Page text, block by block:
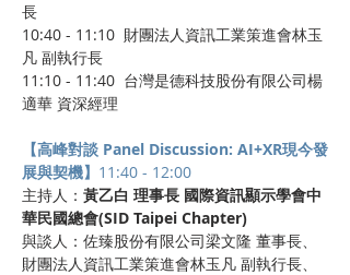
長
10:40 - 11:10  財團法人資訊工業策進會林玉
凡 副執行長
11:10 - 11:40  台灣是德科技股份有限公司楊
適華 資深經理
【高峰對談 Panel Discussion: AI+XR現今發
展與契機】 11:40 - 12:00
主持人： 黃乙白 理事長 國際資訊顯示學會中
華民國總會(SID Taipei Chapter)
與談人：佐臻股份有限公司梁文隆 董事長、
財團法人資訊工業策進會林玉凡 副執行長、